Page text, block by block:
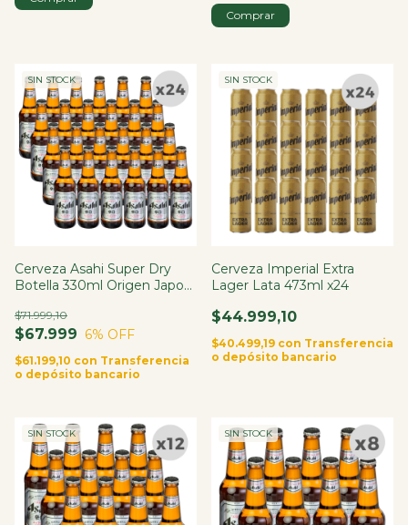
SIN STOCK
Cerveza Asahi Super Dry
Botella 330ml Origen Japon
$67.999
$71.999,10
6% OFF
$61.199,10 con Transferencia
o depósito bancario
SIN STOCK
Cerveza Imperial Extra
Lager Lata 473ml x24
$44.999,10
$40.499,19 con Transferencia
o depósito bancario
SIN STOCK SIN STOCK